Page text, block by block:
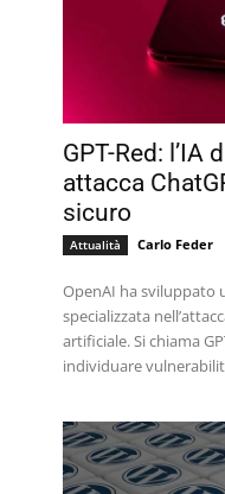
GPT-Red: l’IA
attacca
sicuro
Attualità Carlo Feder
OpenAI ha sviluppato
specializzata
artificiale. Si chiama
individuare